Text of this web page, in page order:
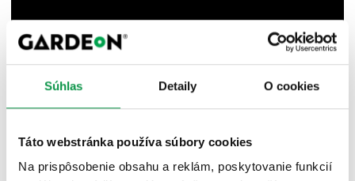
Súhlas Detaily O cookies
Táto webstránka používa súbory cookies
Na prispôsobenie obsahu a reklám, poskytovanie funkcií